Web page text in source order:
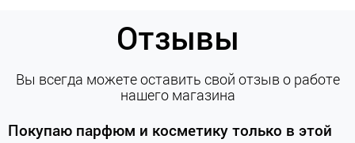
Отзывы
Вы всегда можете оставить свой отзыв о работе
нашего магазина
Покупаю парфюм и косметику только в этой